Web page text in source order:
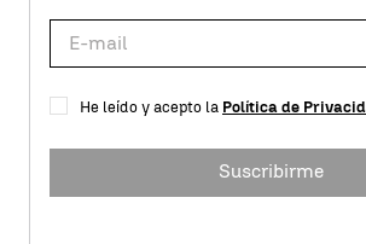
He leído y acepto la Política de
Suscribirme